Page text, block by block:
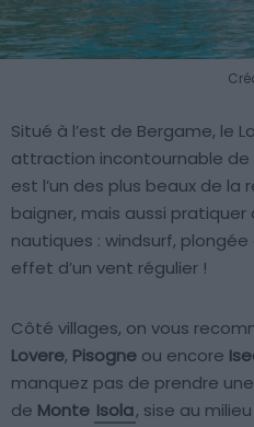
Situé à l’est de Bergame, le
attraction incontournable de
est l’un des plus beaux de la
baigner, mais aussi
nautiques : windsurf,
effet d’un vent régulier !
Côté villages, on vous
Lovere, Pisogne ou encore
manquez pas de prendre
de Monte Isola, sise au